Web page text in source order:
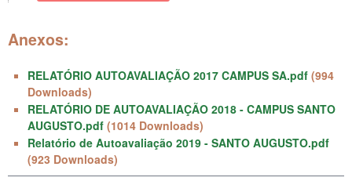
Anexos:
RELATÓRIO AUTOAVALIAÇÃO 2017 CAMPUS SA.pdf (994
Downloads)
RELATÓRIO DE AUTOAVALIAÇÃO 2018 - CAMPUS SANTO
AUGUSTO.pdf (1014 Downloads)
Relatório de Autoavaliação 2019 - SANTO AUGUSTO.pdf
(923 Downloads)